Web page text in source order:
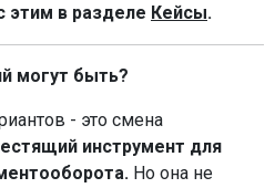
этим в разделе Кейсы.
могут быть?
- это смена
инструмент для
Но она не